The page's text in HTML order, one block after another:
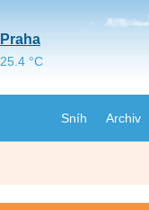
Sníh Archiv
Praha
25.4 °C